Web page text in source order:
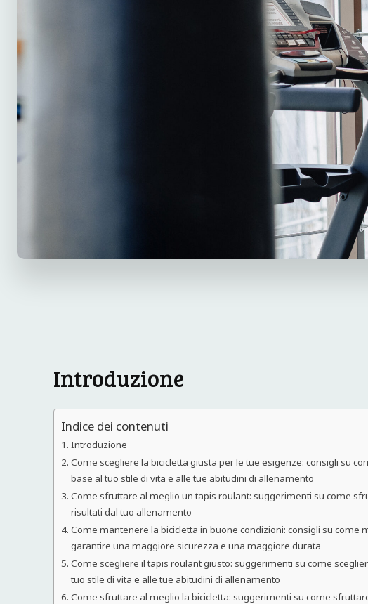
Introduzione
Indice dei contenuti
Introduzione
Come scegliere la bicicletta giusta per le tue esigenze: consigli su
base al tuo stile di vita e alle tue abitudini di allenamento
Come sfruttare al meglio un tapis roulant: suggerimenti su come
risultati dal tuo allenamento
Come mantenere la bicicletta in buone condizioni: consigli su come
garantire una maggiore sicurezza e una maggiore durata
Come scegliere il tapis roulant giusto: suggerimenti su come
tuo stile di vita e alle tue abitudini di allenamento
Come sfruttare al meglio la bicicletta: suggerimenti su come